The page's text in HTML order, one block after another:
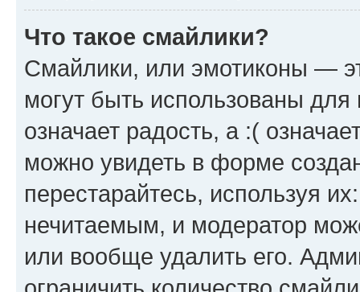
Что такое смайлики?
Смайлики, или эмотиконы —
могут быть использованы
означает радость, а :(
можно увидеть в форме
перестарайтесь, используя
нечитаемым, и модератор
или вообще удалить его.